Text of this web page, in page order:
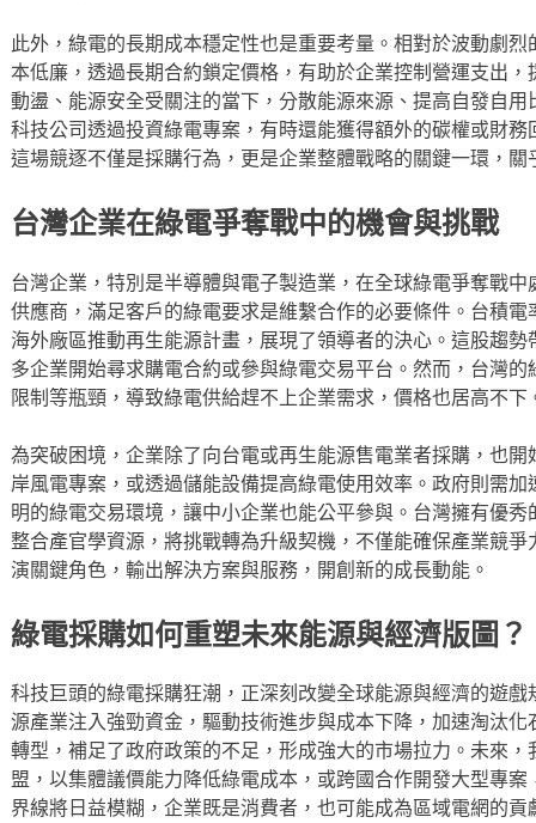
此外，綠電的長期成本穩定性也是重要考量。相對於波動劇
本低廉，透過長期合約鎖定價格，有助於企業控制營運支出
動盪、能源安全受關注的當下，分散能源來源、提高自發自
科技公司透過投資綠電專案，有時還能獲得額外的碳權或財
這場競逐不僅是採購行為，更是企業整體戰略的關鍵一環，
台灣企業在綠電爭奪戰中的機會與挑戰
台灣企業，特別是半導體與電子製造業，在全球綠電爭奪戰
供應商，滿足客戶的綠電要求是維繫合作的必要條件。台積
海外廠區推動再生能源計畫，展現了領導者的決心。這股趨
多企業開始尋求購電合約或參與綠電交易平台。然而，台灣
限制等瓶頸，導致綠電供給趕不上企業需求，價格也居高不下
為突破困境，企業除了向台電或再生能源售電業者採購，也
岸風電專案，或透過儲能設備提高綠電使用效率。政府則需
明的綠電交易環境，讓中小企業也能公平參與。台灣擁有優
整合產官學資源，將挑戰轉為升級契機，不僅能確保產業競
演關鍵角色，輸出解決方案與服務，開創新的成長動能。
綠電採購如何重塑未來能源與經濟版圖？
科技巨頭的綠電採購狂潮，正深刻改變全球能源與經濟的遊
源產業注入強勁資金，驅動技術進步與成本下降，加速淘汰
轉型，補足了政府政策的不足，形成強大的市場拉力。未來
盟，以集體議價能力降低綠電成本，或跨國合作開發大型專
界線將日益模糊，企業既是消費者，也可能成為區域電網的貢